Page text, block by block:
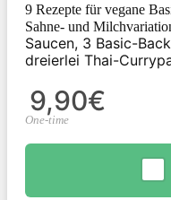
9 Rezepte für vegane
Sahne- und
Saucen, 3 Basic-
dreierlei Thai-
9,90€
One-time